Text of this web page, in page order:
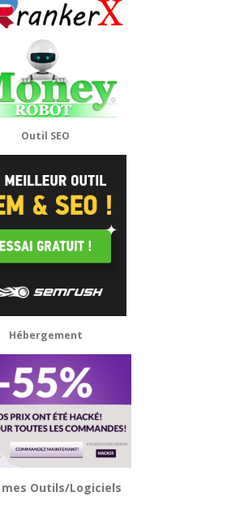
Outil SEO
Hébergement
mes Outils/Logiciels